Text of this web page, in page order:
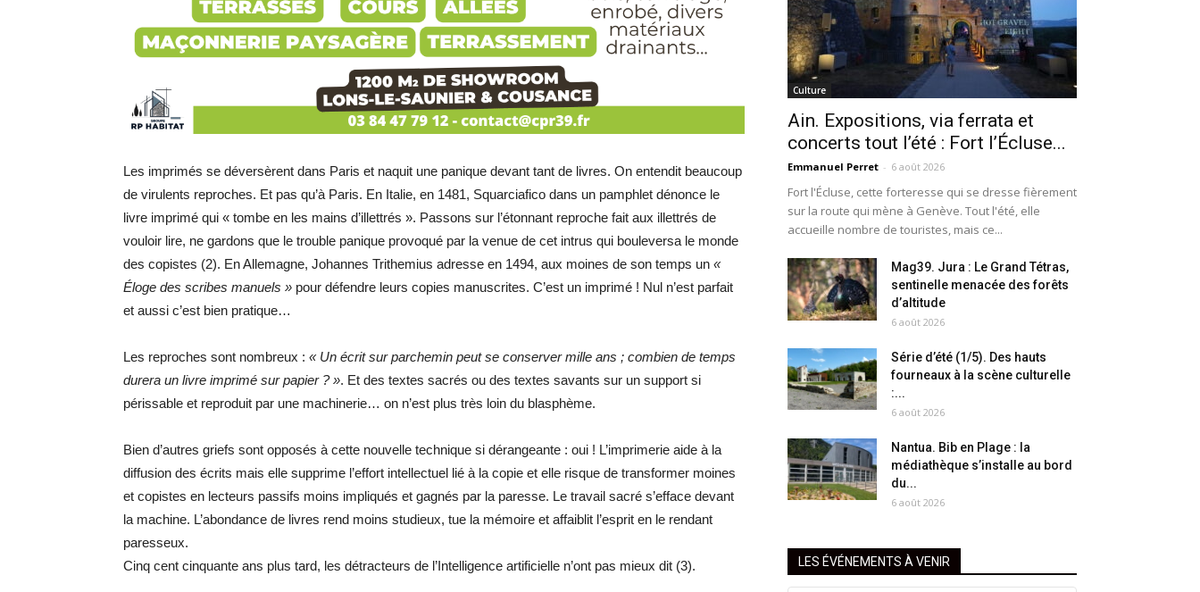
Les imprimés se déversèrent dans Paris et naquit une panique devant tant de livres. On entendit beaucoup
de virulents reproches. Et pas qu’à Paris. En Italie, en 1481, Squarciafico dans un pamphlet dénonce le
livre imprimé qui « tombe en les mains d’illettrés ». Passons sur l’étonnant reproche fait aux illettrés de
vouloir lire, ne gardons que le trouble panique provoqué par la venue de cet intrus qui bouleversa le monde
des copistes (2). En Allemagne, Johannes Trithemius adresse en 1494, aux moines de son temps un «
Éloge des scribes manuels » pour défendre leurs copies manuscrites. C’est un imprimé ! Nul n’est parfait
et aussi c’est bien pratique…
Les reproches sont nombreux : « Un écrit sur parchemin peut se conserver mille ans ; combien de temps
durera un livre imprimé sur papier ? ». Et des textes sacrés ou des textes savants sur un support si
périssable et reproduit par une machinerie… on n’est plus très loin du blasphème.
Bien d’autres griefs sont opposés à cette nouvelle technique si dérangeante : oui ! L’imprimerie aide à la
diffusion des écrits mais elle supprime l’effort intellectuel lié à la copie et elle risque de transformer moines
et copistes en lecteurs passifs moins impliqués et gagnés par la paresse. Le travail sacré s’efface devant
la machine. L’abondance de livres rend moins studieux, tue la mémoire et affaiblit l’esprit en le rendant
paresseux.
Cinq cent cinquante ans plus tard, les détracteurs de l’Intelligence artificielle n’ont pas mieux dit (3).
Culture
Ain. Expositions, via ferrata et
concerts tout l’été : Fort l’Écluse...
Emmanuel Perret - 6 août 2026
Fort l'Écluse, cette forteresse qui se dresse fièrement
sur la route qui mène à Genève. Tout l'été, elle
accueille nombre de touristes, mais ce...
Mag39. Jura : Le Grand Tétras,
sentinelle menacée des forêts
d’altitude
6 août 2026
Série d’été (1/5). Des hauts
fourneaux à la scène culturelle
:...
6 août 2026
Nantua. Bib en Plage : la
médiathèque s’installe au bord
du...
6 août 2026
LES ÉVÉNEMENTS À VENIR